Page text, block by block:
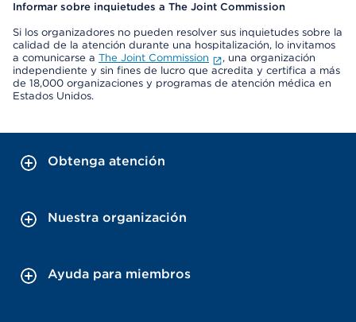
Informar sobre inquietudes a The Joint Commission
Si los organizadores no pueden resolver sus inquietudes sobre la
calidad de la atención durante una hospitalización, lo invitamos
a comunicarse a The Joint Commission
, una organización
independiente y sin fines de lucro que acredita y certifica a más
de 18,000 organizaciones y programas de atención médica en
Estados Unidos.
Obtenga atención
Nuestra organización
Ayuda para miembros